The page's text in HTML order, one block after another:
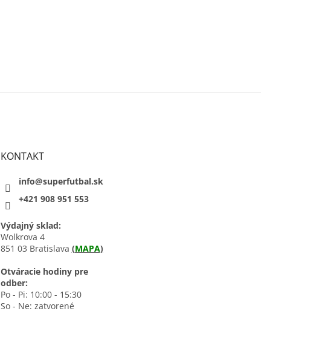
KONTAKT
info@superfutbal.sk
+421 908 951 553
Výdajný sklad:
Wolkrova 4
851 03 Bratislava (MAPA)
Otváracie hodiny pre
odber:
Po - Pi: 10:00 - 15:30
So - Ne: zatvorené